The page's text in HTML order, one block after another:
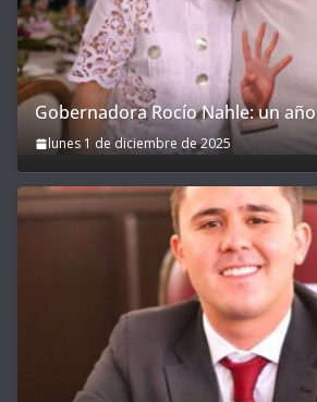
Gobernadora Rocío Nahle: un año
lunes 1 de diciembre de 2025